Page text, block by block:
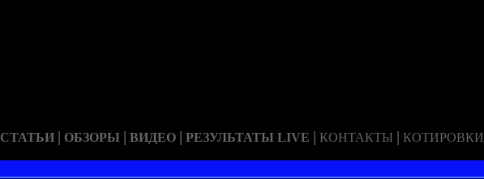
СТАТЬИ | ОБЗОРЫ | ВИДЕО | РЕЗУЛЬТАТЫ LIVE | КОНТАКТЫ | КОТИРОВКИ